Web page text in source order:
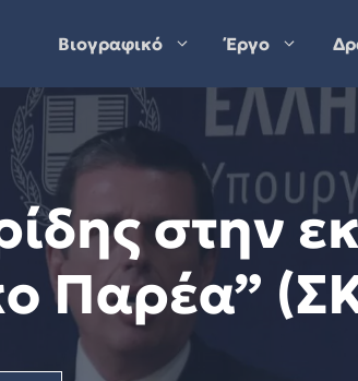
Βιογραφικό Έργο
στην
Παρέα”